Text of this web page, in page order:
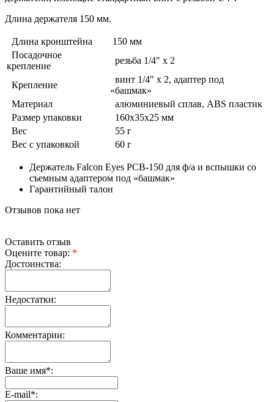
Длина держателя 150 мм.
Длина кронштейна
150 мм
Посадочное
крепление
резьба 1/4" х 2
Крепление
винт 1/4" х 2, адаптер под
«башмак»
Материал
алюминиевый сплав, ABS пластик
Размер упаковки
160х35х25 мм
Вес
55 г
Вес с упаковкой
60 г
Держатель Falcon Eyes PCB-150 для ф/а и вспышки со
съемным адаптером под «башмак»
Гарантийный талон
Отзывов пока нет
Оставить отзыв
Оцените товар: *
Достоинства:
Недостатки:
Комментарии:
Ваше имя*:
E-mail*: